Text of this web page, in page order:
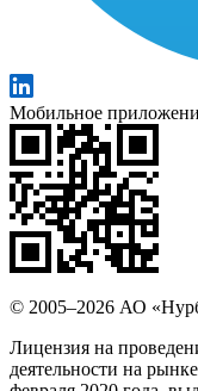
Мобильное
© 2005–2026 АО
Лицензия на
деятельности на